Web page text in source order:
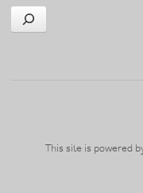
검색
This site is powered